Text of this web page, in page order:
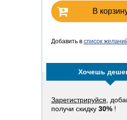
В
Добавить в список
Хочешь
Зарегистрируйся ,
получи скидку 30% !